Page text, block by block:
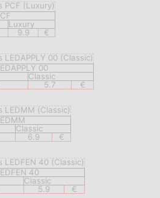
Luxury
9.9 €
00
Classic
5.7 €
Classic
6.9 €
40
Classic
5.9 €